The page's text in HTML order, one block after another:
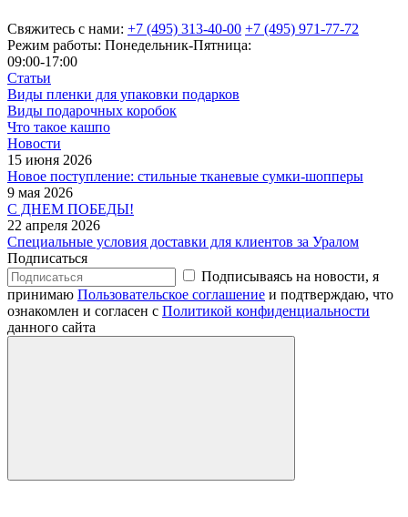
Свяжитесь с нами: +7 (495) 313-40-00 +7 (495) 971-77-72
Режим работы: Понедельник-Пятница:
09:00-17:00
Статьи
Виды пленки для упаковки подарков
Виды подарочных коробок
Что такое кашпо
Новости
15 июня 2026
Новое поступление: стильные тканевые сумки-шопперы
9 мая 2026
С ДНЕМ ПОБЕДЫ!
22 апреля 2026
Специальные условия доставки для клиентов за Уралом
Подписаться
Подписываясь на новости, я
принимаю Пользовательское соглашение и подтверждаю, что
ознакомлен и согласен с Политикой конфиденциальности
данного сайта